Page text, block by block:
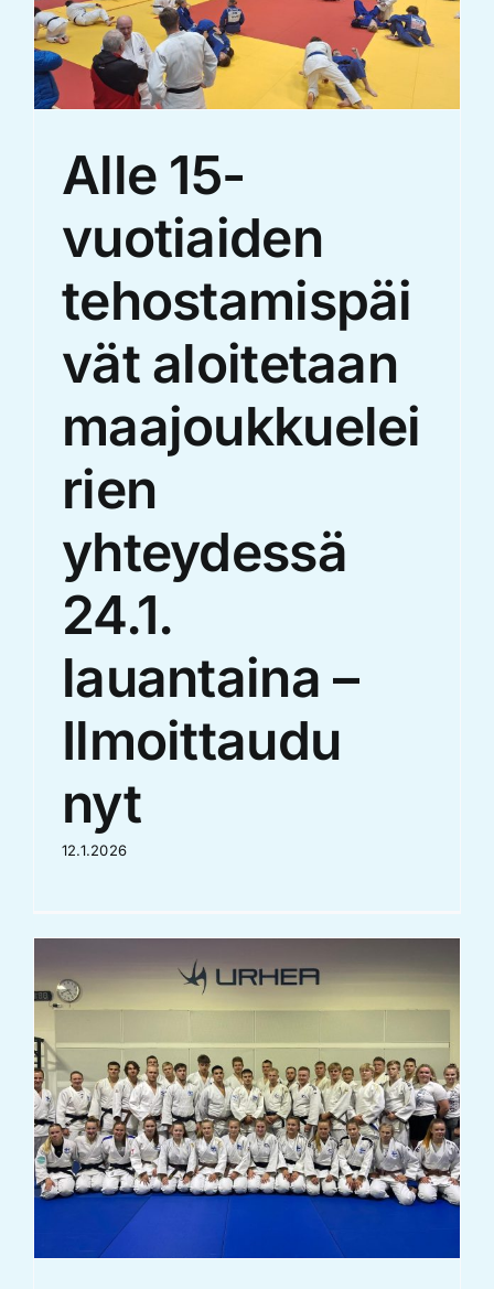
Alle 15-
vuotiaiden
tehostamispäi
vät aloitetaan
maajoukkuelei
rien
yhteydessä
24.1.
lauantaina –
Ilmoittaudu
nyt
12.1.2026